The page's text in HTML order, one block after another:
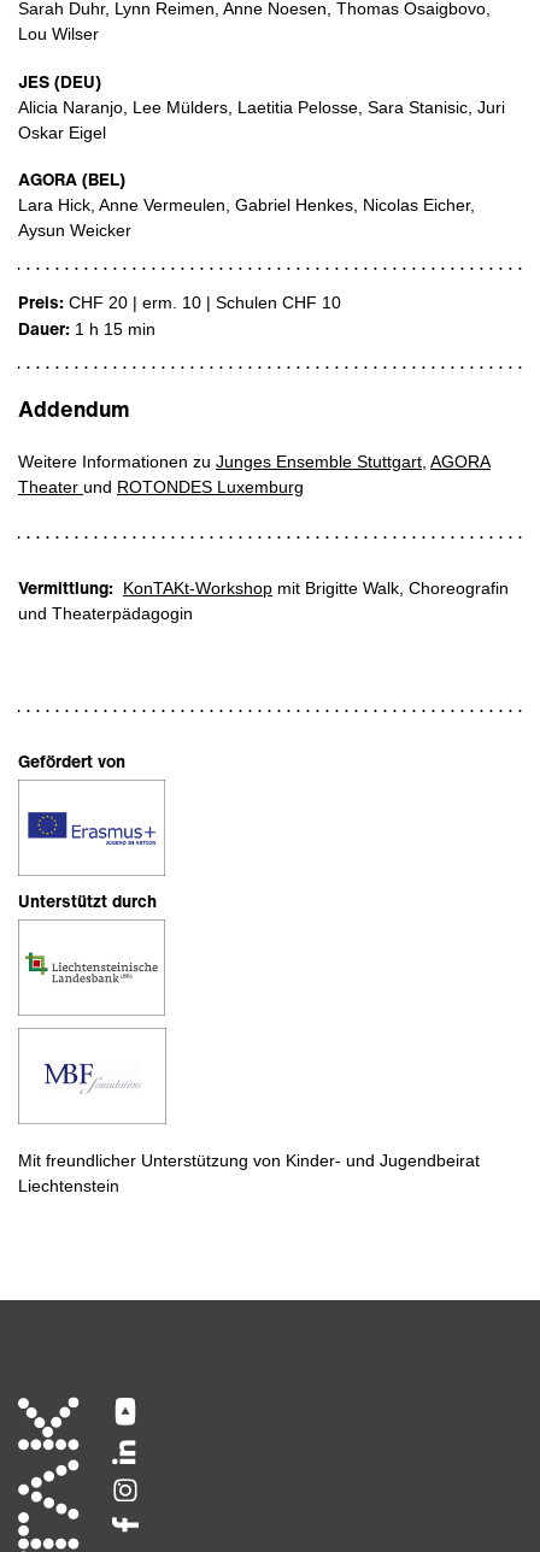
Sarah Duhr, Lynn Reimen, Anne Noesen, Thomas Osaigbovo,
Lou Wilser
JES (DEU)
Alicia Naranjo, Lee Mülders, Laetitia Pelosse, Sara Stanisic, Juri
Oskar Eigel
AGORA (BEL)
Lara Hick, Anne Vermeulen, Gabriel Henkes, Nicolas Eicher,
Aysun Weicker
Preis: CHF 20 | erm. 10 | Schulen CHF 10
Dauer: 1 h 15 min
Addendum
Weitere Informationen zu Junges Ensemble Stuttgart, AGORA
Theater und ROTONDES Luxemburg
Vermittlung: KonTAKt-Workshop mit Brigitte Walk, Choreografin
und Theaterpädagogin
Gefördert von
Unterstützt durch
Mit freundlicher Unterstützung von Kinder- und Jugendbeirat
Liechtenstein